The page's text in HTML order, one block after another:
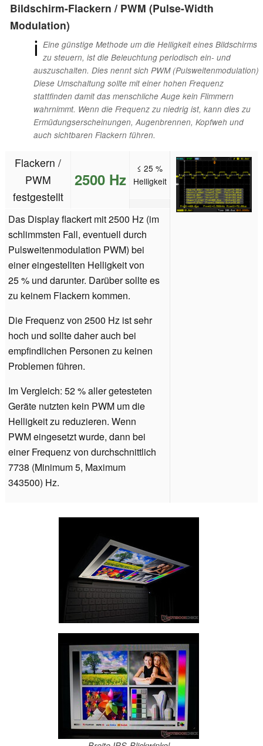
Bildschirm-Flackern / PWM (Pulse-Width
Modulation)
ℹ Eine günstige Methode um die Helligkeit eines Bildschirms
zu steuern, ist die Beleuchtung periodisch ein- und
auszuschalten. Dies nennt sich PWM (Pulsweitenmodulation)
Diese Umschaltung sollte mit einer hohen Frequenz
stattfinden damit das menschliche Auge kein Flimmern
wahrnimmt. Wenn die Frequenz zu niedrig ist, kann dies zu
Ermüdungserscheinungen, Augenbrennen, Kopfweh und
auch sichtbaren Flackern führen.
Flackern /
PWM
festgestellt
2500 Hz
≤ 25 %
Helligkeit
Das Display flackert mit 2500 Hz (im
schlimmsten Fall, eventuell durch
Pulsweitenmodulation PWM) bei
einer eingestellten Helligkeit von
25 % und darunter. Darüber sollte es
zu keinem Flackern kommen.
Die Frequenz von 2500 Hz ist sehr
hoch und sollte daher auch bei
empfindlichen Personen zu keinen
Problemen führen.
Im Vergleich: 52 % aller getesteten
Geräte nutzten kein PWM um die
Helligkeit zu reduzieren. Wenn
PWM eingesetzt wurde, dann bei
einer Frequenz von durchschnittlich
7738 (Minimum 5, Maximum
343500) Hz.